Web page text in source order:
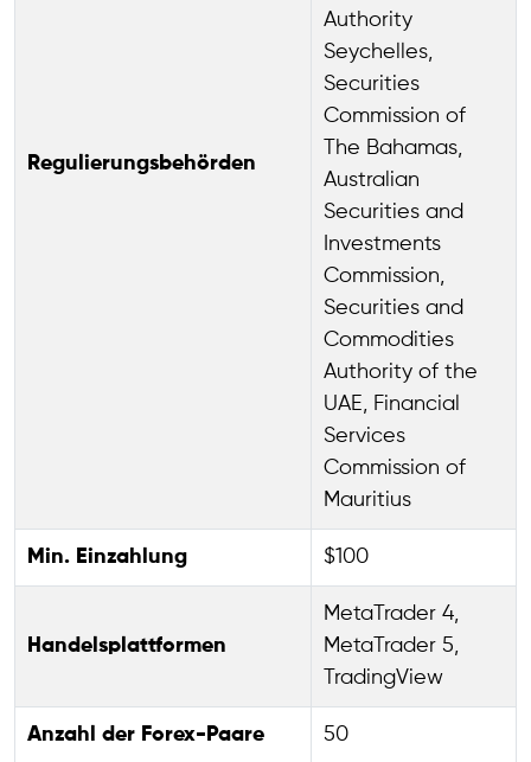
Regulierungsbehörden
Authority
Seychelles,
Securities
Commission of
The Bahamas,
Australian
Securities and
Investments
Commission,
Securities and
Commodities
Authority of the
UAE, Financial
Services
Commission of
Mauritius
Min. Einzahlung $100
Handelsplattformen
MetaTrader 4,
MetaTrader 5,
TradingView
Anzahl der Forex-Paare 50